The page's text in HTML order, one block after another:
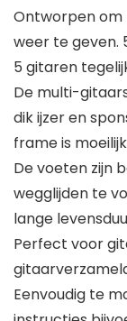
Ontworpen om
weer te geven.
5 gitaren
De multi-
dik ijzer en
frame is
De voeten zijn
wegglijden te
lange
Perfect voor
Eenvoudig te